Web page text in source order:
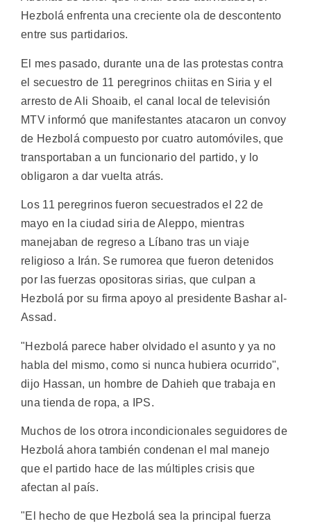
Hezbolá enfrenta una creciente ola de descontento
entre sus partidarios.
El mes pasado, durante una de las protestas contra
el secuestro de 11 peregrinos chiitas en Siria y el
arresto de Ali Shoaib, el canal local de televisión
MTV informó que manifestantes atacaron un convoy
de Hezbolá compuesto por cuatro automóviles, que
transportaban a un funcionario del partido, y lo
obligaron a dar vuelta atrás.
Los 11 peregrinos fueron secuestrados el 22 de
mayo en la ciudad siria de Aleppo, mientras
manejaban de regreso a Líbano tras un viaje
religioso a Irán. Se rumorea que fueron detenidos
por las fuerzas opositoras sirias, que culpan a
Hezbolá por su firma apoyo al presidente Bashar al-
Assad.
"Hezbolá parece haber olvidado el asunto y ya no
habla del mismo, como si nunca hubiera ocurrido",
dijo Hassan, un hombre de Dahieh que trabaja en
una tienda de ropa, a IPS.
Muchos de los otrora incondicionales seguidores de
Hezbolá ahora también condenan el mal manejo
que el partido hace de las múltiples crisis que
afectan al país.
"El hecho de que Hezbolá sea la principal fuerza